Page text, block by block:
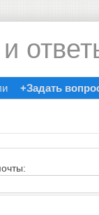
+Задать